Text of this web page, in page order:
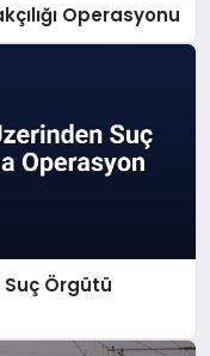
Operasyonu
Suç Örgütü